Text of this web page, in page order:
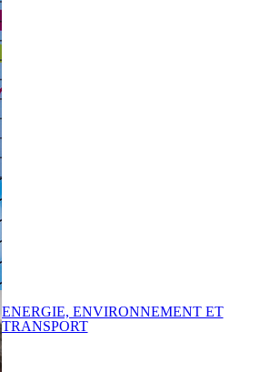
ENERGIE, ENVIRONNEMENT ET
TRANSPORT